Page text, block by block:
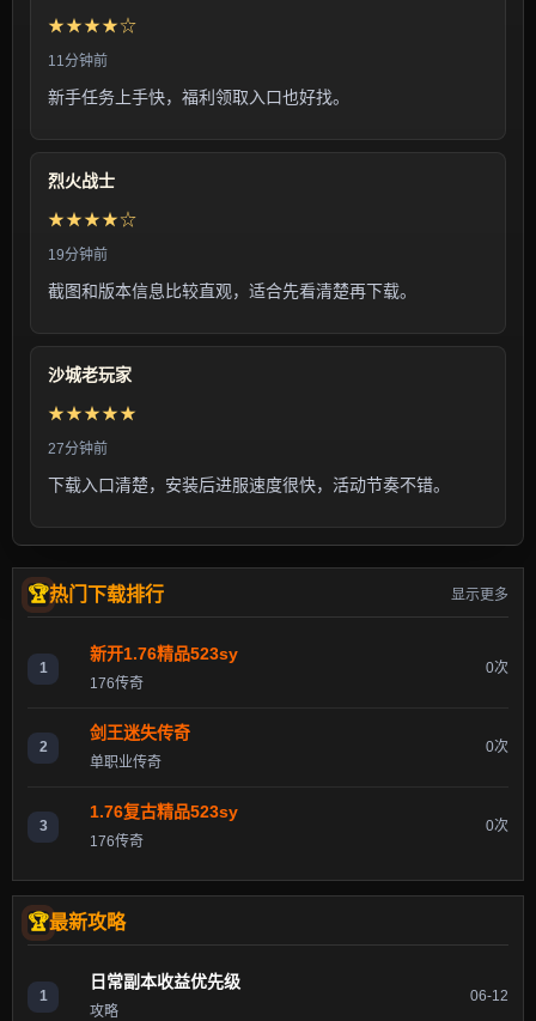
★★★★☆
11分钟前
新手任务上手快，福利领取入口也好找。
烈火战士
★★★★☆
19分钟前
截图和版本信息比较直观，适合先看清楚再下载。
沙城老玩家
★★★★★
27分钟前
下载入口清楚，安装后进服速度很快，活动节奏不错。
热门下载排行 显示更多
1
新开1.76精品523sy
176传奇
0次
2
剑王迷失传奇
单职业传奇
0次
3
1.76复古精品523sy
176传奇
0次
最新攻略
1
日常副本收益优先级
攻略
06-12